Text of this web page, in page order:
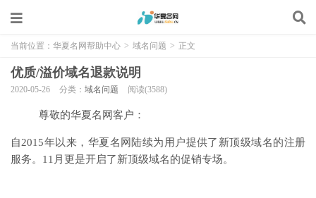
当前位置： 华夏名网帮助中心 > 域名问题 > 正文
优质/溢价域名退款说明
2020-05-26 分类： 域名问题 阅读(3588)
尊敬的华夏名网客户：
自2015年以来，华夏名网陆续为用户提供了新顶级域名的注册
服务。11月更是开启了新顶级域名的促销专场。